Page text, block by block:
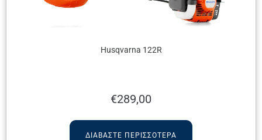
Husqvarna 122R
€289,00
ΔΙΑΒΆΣΤΕ ΠΕΡΙΣΣΌΤΕΡΑ